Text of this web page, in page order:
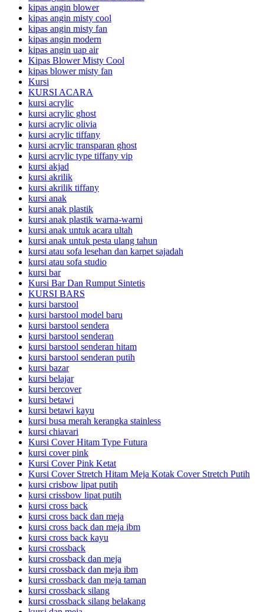
kipas angin blower
kipas angin misty cool
kipas angin misty fan
kipas angin modern
kipas angin uap air
Kipas Blower Misty Cool
kipas blower misty fan
Kursi
KURSI ACARA
kursi acrylic
kursi acrylic ghost
kursi acrylic olivia
kursi acrylic tiffany
kursi acrylic transparan ghost
kursi acrylic type tiffany vip
kursi akjad
kursi akrilik
kursi akrilik tiffany
kursi anak
kursi anak plastik
kursi anak plastik warna-warni
kursi anak untuk acara ultah
kursi anak untuk pesta ulang tahun
kursi atau sofa lesehan dan karpet sajadah
kursi atau sofa studio
kursi bar
Kursi Bar Dan Rumput Sintetis
KURSI BARS
kursi barstool
kursi barstool model baru
kursi barstool sendera
kursi barstool senderan
kursi barstool senderan hitam
kursi barstool senderan putih
kursi bazar
kursi belajar
kursi bercover
kursi betawi
kursi betawi kayu
kursi busa merah kerangka stainless
kursi chiavari
Kursi Cover Hitam Type Futura
kursi cover pink
Kursi Cover Pink Ketat
Kursi Cover Stretch Hitam Meja Kotak Cover Stretch Putih
kursi crisbow lipat putih
kursi crissbow lipat putih
kursi cross back
kursi cross back dan meja
kursi cross back dan meja ibm
kursi cross back kayu
kursi crossback
kursi crossback dan meja
kursi crossback dan meja ibm
kursi crossback dan meja taman
kursi crossback silang
kursi crossback silang belakang